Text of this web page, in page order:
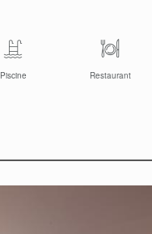
Piscine Restaurant